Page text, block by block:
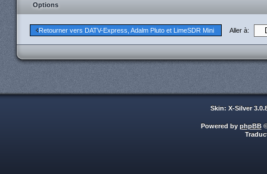
Options
Retourner vers DATV-Express, Adalm Pluto et LimeSDR Mini Aller à:
Skin: X-Silver
Powered by phpBB©